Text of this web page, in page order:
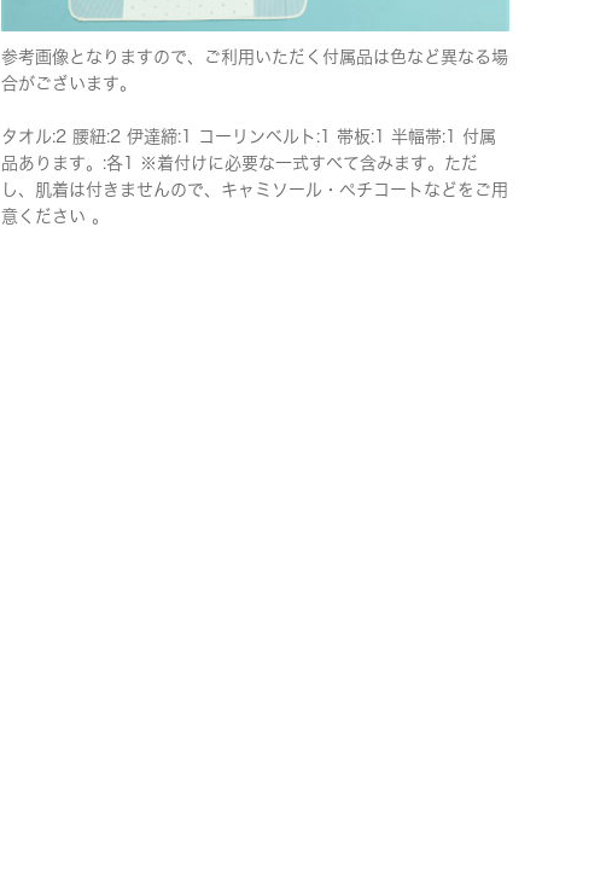
参考画像となりますので、ご利用いただく付属品は色など異なる場
合がございます。
タオル:2 腰紐:2 伊達締:1 コーリンベルト:1 帯板:1 半幅帯:1 付属
品あります。:各1 ※着付けに必要な一式すべて含みます。ただ
し、肌着は付きませんので、キャミソール・ペチコートなどをご用
意ください 。